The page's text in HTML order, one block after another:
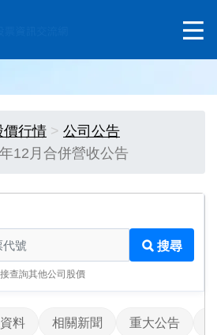
價行情
公司公告
12月合併營收公告
搜尋
查詢其他公司股價
料 相關新聞 重大公告